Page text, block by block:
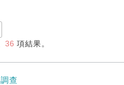
36 項結果。
查